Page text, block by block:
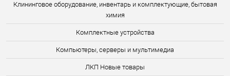
Клининговое оборудование, инвентарь и комплектующие, бытовая
химия
Комплектные устройства
Компьютеры, серверы и мультимедиа
ЛКП Новые товары